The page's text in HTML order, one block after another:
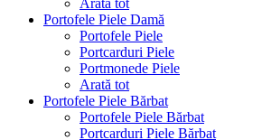
Portofele Piele Damă
Portofele Piele
Portcarduri Piele
Portmonede Piele
Arată tot
Portofele Piele Bărbat
Portofele Piele Bărbat
Portcarduri Piele Bărbat